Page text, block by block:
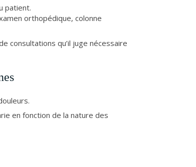
patient.
orthopédique, colonne
consultations qu’il juge nécessaire
en fonction de la nature des